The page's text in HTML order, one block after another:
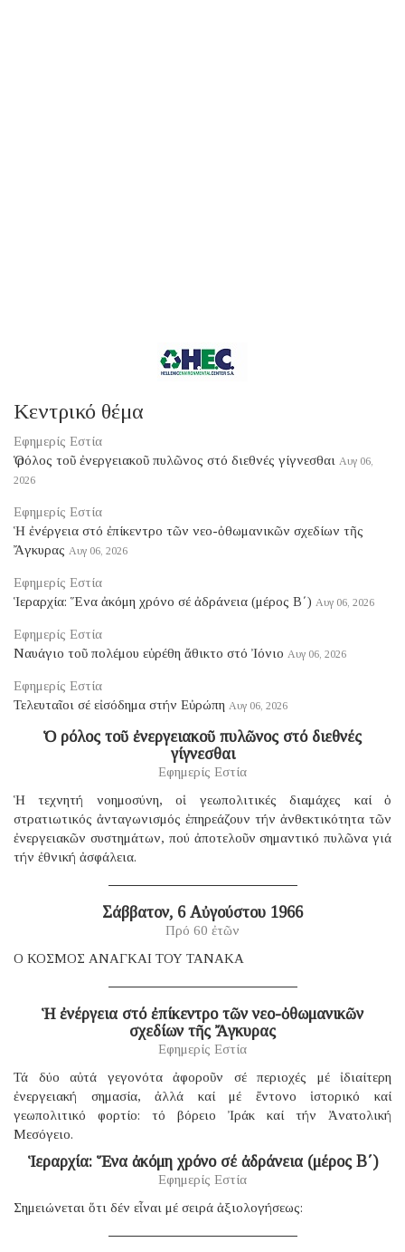
Κεντρικό θέμα
Εφημερίς Εστία
Ὁ ρόλος τοῦ ἐνεργειακοῦ πυλῶνος στό διεθνές γίγνεσθαι Αυγ 06,
2026
Εφημερίς Εστία
Ἡ ἐνέργεια στό ἐπίκεντρο τῶν νεο-ὀθωμανικῶν σχεδίων τῆς
Ἄγκυρας Αυγ 06, 2026
Εφημερίς Εστία
Ἱεραρχία: Ἕνα ἀκόμη χρόνο σέ ἀδράνεια (μέρος B΄) Αυγ 06, 2026
Εφημερίς Εστία
Ναυάγιο τοῦ πολέμου εὑρέθη ἄθικτο στό Ἰόνιο Αυγ 06, 2026
Εφημερίς Εστία
Τελευταῖοι σέ εἰσόδημα στήν Εὐρώπη Αυγ 06, 2026
Ὁ ρόλος τοῦ ἐνεργειακοῦ πυλῶνος στό διεθνές
γίγνεσθαι
Εφημερίς Εστία
Ἡ τεχνητή νοημοσύνη, οἱ γεωπολιτικές διαμάχες καί ὁ
στρατιωτικός ἀνταγωνισμός ἐπηρεάζουν τήν ἀνθεκτικότητα τῶν
ἐνεργειακῶν συστημάτων, πού ἀποτελοῦν σημαντικό πυλῶνα γιά
τήν ἐθνική ἀσφάλεια.
Σάββατον, 6 Αὐγούστου 1966
Πρό 60 ἐτῶν
Ο ΚΟΣΜΟΣ ΑΝΑΓΚΑΙ ΤΟΥ ΤΑΝΑΚΑ
Ἡ ἐνέργεια στό ἐπίκεντρο τῶν νεο-ὀθωμανικῶν
σχεδίων τῆς Ἄγκυρας
Εφημερίς Εστία
Τά δύο αὐτά γεγονότα ἀφοροῦν σέ περιοχές μέ ἰδιαίτερη
ἐνεργειακή σημασία, ἀλλά καί μέ ἔντονο ἱστορικό καί
γεωπολιτικό φορτίο: τό βόρειο Ἰράκ καί τήν Ἀνατολική
Μεσόγειο.
Ἱεραρχία: Ἕνα ἀκόμη χρόνο σέ ἀδράνεια (μέρος B΄)
Εφημερίς Εστία
Σημειώνεται ὅτι δέν εἶναι μέ σειρά ἀξιολογήσεως: